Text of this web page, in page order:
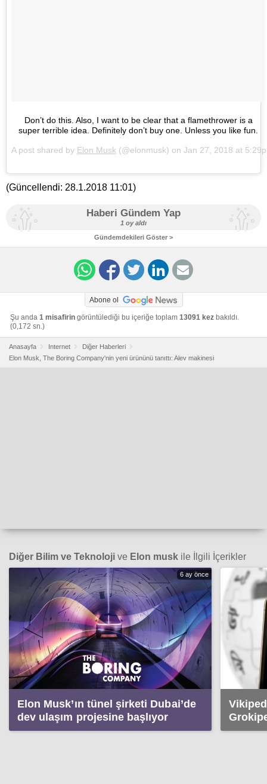
Don’t do this. Also, I want to be clear that a flamethrower is a
super terrible idea. Definitely don’t buy one. Unless you like fun.
A post shared by Elon Musk (@elonmusk) on Jan 27, 2018 at
(Güncellendi: 28.1.2018 11:01)
Haberi Gündem Yap
1 oy aldı
Gündemdekileri Göster >
Abone ol
Şu anda 1 misafirin görüntülediği bu içeriğe toplam 13091 kez bakıldı.
(0,172 sn.)
Anasayfa Internet
Diğer Haberleri
Elon Musk, The Boring Company'nin yeni ürününü tanıttı: Alev makinesi
Diğer Bilim ve Teknoloji ve Elon musk ile İlgili İçerikler
6 ay önce
Elon Musk’ın tünel şirketi Dubai’de
dev ulaşım projesine başlıyor